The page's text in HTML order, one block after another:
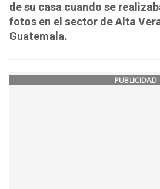
de su casa cuando se
fotos en el sector de Alta
Guatemala.
PUBLICIDAD